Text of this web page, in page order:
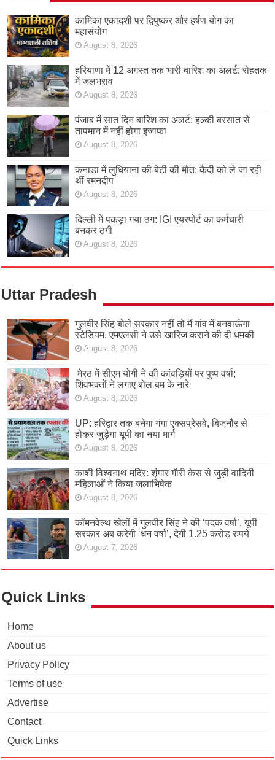
कामिका एकादशी पर द्विपुष्कर और हर्षण योग का
महासंयोग
August 8, 2026
हरियाणा में 12 अगस्त तक भारी बारिश का अलर्ट: रोहतक
में जलभराव
August 8, 2026
पंजाब में सात दिन बारिश का अलर्ट: हल्की बरसात से
तापमान में नहीं होगा इजाफा
August 8, 2026
कनाडा में लुधियाना की बेटी की माैत: कैदी को ले जा रही
थीं रमनदीप
August 8, 2026
दिल्ली में पकड़ा गया ठग: IGI एयरपोर्ट का कर्मचारी
बनकर ठगी
August 8, 2026
Uttar Pradesh
गुलवीर सिंह बोले सरकार नहीं तो मैं गांव में बनवाऊंगा
स्टेडियम, एमएलसी ने उसे खारिज कराने की दी धमकी
August 8, 2026
मेरठ में सीएम योगी ने की कांवड़ियों पर पुष्प वर्षा;
शिवभक्तों ने लगाए बोल बम के नारे
August 8, 2026
UP: हरिद्वार तक बनेगा गंगा एक्सप्रेसवे, बिजनौर से
होकर जुड़ेगा यूपी का नया मार्ग
August 8, 2026
काशी विश्वनाथ मदिर: शृंगार गौरी केस से जुड़ी वादिनी
महिलाओं ने किया जलाभिषेक
August 8, 2026
कॉमनवेल्थ खेलों में गुलवीर सिंह ने की ‘पदक वर्षा’, यूपी
सरकार अब करेगी ‘धन वर्षा’, देगी 1.25 करोड़ रुपये
August 7, 2026
Quick Links
Home
About us
Privacy Policy
Terms of use
Advertise
Contact
Quick Links